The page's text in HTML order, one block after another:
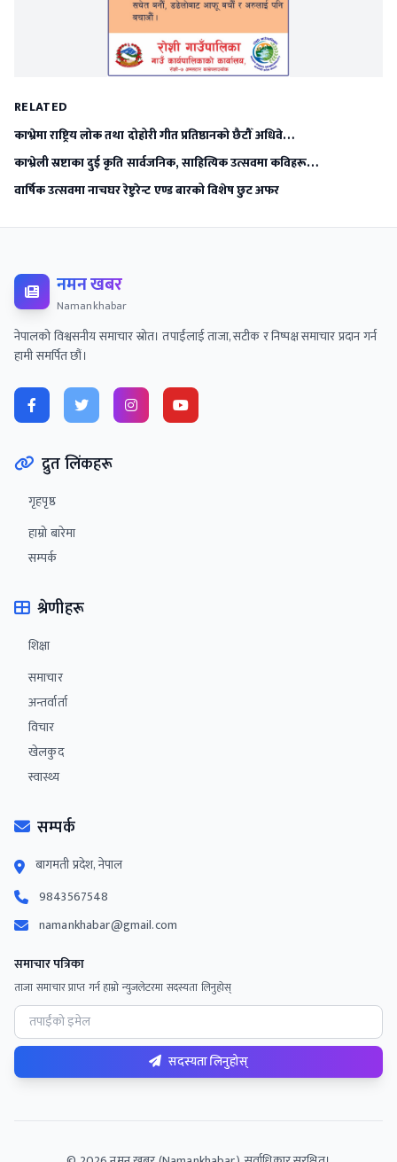
RELATED
काभ्रेमा राष्ट्रिय लोक तथा दोहोरी गीत प्रतिष्ठानको छैटौँ अधिवे…
काभ्रेली स्रष्टाका दुई कृति सार्वजनिक, साहित्यिक उत्सवमा कविहरू…
वार्षिक उत्सवमा नाचघर रेष्टुरेन्ट एण्ड बारको विशेष छुट अफर
नमन खबर
Namankhabar
नेपालको विश्वसनीय समाचार स्रोत। तपाईंलाई ताजा, सटीक र निष्पक्ष समाचार प्रदान गर्न
हामी समर्पित छौं।
द्रुत लिंकहरू
गृहपृष्ठ
हाम्रो बारेमा
सम्पर्क
श्रेणीहरू
शिक्षा
समाचार
अन्तर्वार्ता
विचार‌
खेलकुद
स्वास्थ्य
सम्पर्क
बागमती प्रदेश, नेपाल
9843567548
namankhabar@gmail.com
समाचार पत्रिका
ताजा समाचार प्राप्त गर्न हाम्रो न्युजलेटरमा सदस्यता लिनुहोस्
सदस्यता लिनुहोस्